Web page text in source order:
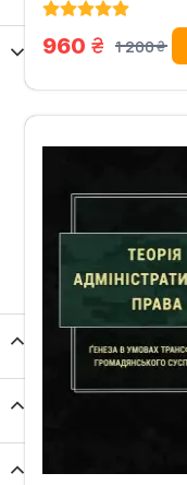
1 200
грн.
960 грн.